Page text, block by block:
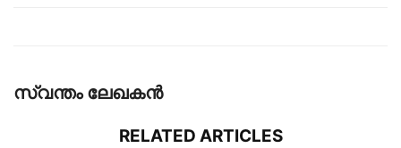
സ്വന്തം ലേഖകന്‍
RELATED ARTICLES